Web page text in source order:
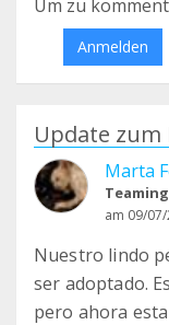
Um zu
Anmelden
Update zum
Marta
am 09/
Nuestro lindo
ser adoptado.
pero ahora